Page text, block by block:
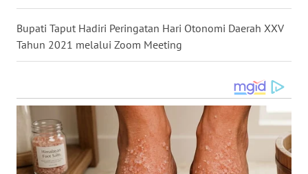
Bupati Taput Hadiri Peringatan Hari Otonomi Daerah XXV
Tahun 2021 melalui Zoom Meeting
KARO
SIMALUNGUN
WN
LABUHANBATU